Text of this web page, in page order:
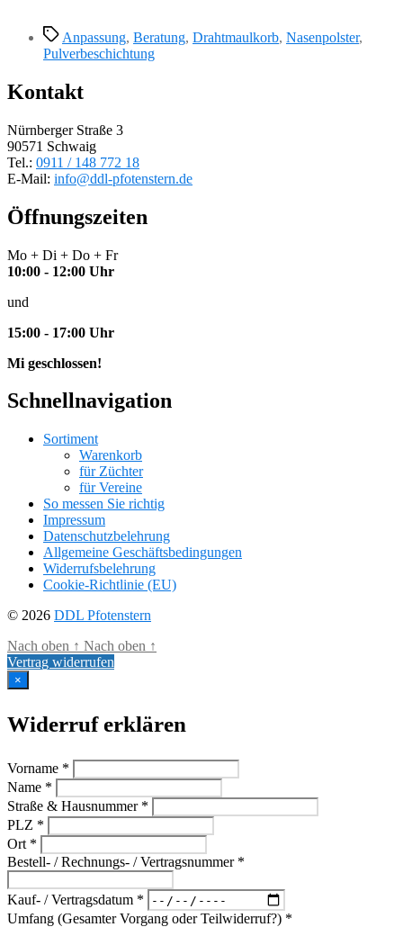
Schlagwörter
Anpassung, Beratung, Drahtmaulkorb, Nasenpolster,
Pulverbeschichtung
Kontakt
Nürnberger Straße 3
90571 Schwaig
Tel.: 0911 / 148 772 18
E-Mail: info@ddl-pfotenstern.de
Öffnungszeiten
Mo + Di + Do + Fr
10:00 - 12:00 Uhr
und
15:00 - 17:00 Uhr
Mi geschlossen!
Schnellnavigation
Sortiment
Warenkorb
für Züchter
für Vereine
So messen Sie richtig
Impressum
Datenschutzbelehrung
Allgemeine Geschäftsbedingungen
Widerrufsbelehrung
Cookie-Richtlinie (EU)
© 2026 DDL Pfotenstern
Nach oben ↑ Nach oben ↑
Vertrag widerrufen
×
Widerruf erklären
Vorname *
Name *
Straße & Hausnummer *
PLZ *
Ort *
Bestell- / Rechnungs- / Vertragsnummer *
Kauf- / Vertragsdatum *
Umfang (Gesamter Vorgang oder Teilwiderruf?) *